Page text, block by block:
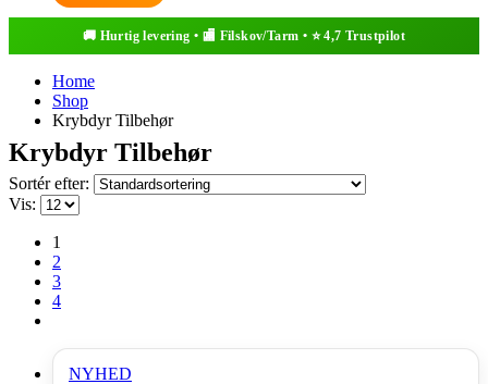
Home
Shop
Krybdyr Tilbehør
Krybdyr Tilbehør
Sortér efter:
Vis:
1
2
3
4
NYHED